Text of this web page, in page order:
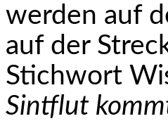
werden auf
auf der
Stichwort
Sintflut